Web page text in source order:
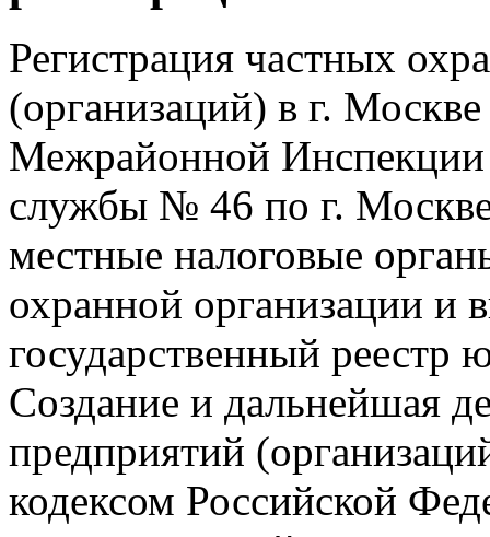
Регистрация частных
(организаций) в г.
Межрайонной Инспекции
службы № 46 по г. Москве
местные налоговые
охранной организации и
государственный
Создание и дальнейшая
предприятий
кодексом Российской